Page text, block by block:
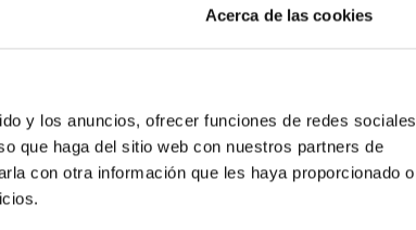
Acerca de las cookies
y los anuncios, ofrecer funciones de redes sociales
que haga del sitio web con nuestros partners de
con otra información que les haya proporcionado o
Day’, an
Canarias (IAC)
‘Our Science
brought